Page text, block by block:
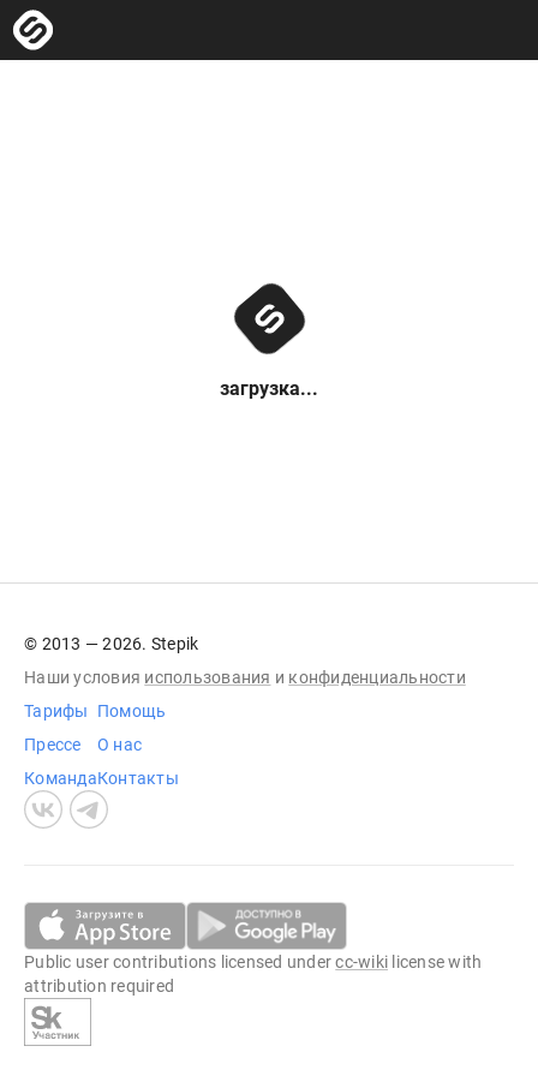
загрузка...
© 2013 — 2026. Stepik
Наши условия использования и конфиденциальности
Тарифы
Прессе
Команда
Помощь
О нас
Контакты
Public user contributions licensed undercc-wiki license with
attribution required